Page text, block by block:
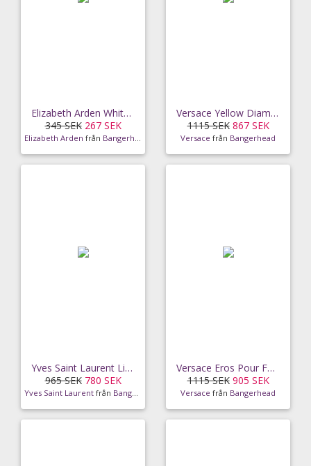
Elizabeth Arden White Tea Wild Rose EdT (30ml)
345 SEK 267 SEK
Elizabeth Arden från Bangerhead
Versace Yellow Diamond EdT (50ml)
1115 SEK 867 SEK
Versace från Bangerhead
Yves Saint Laurent Libre EdT (30ml)
965 SEK 780 SEK
Yves Saint Laurent från Bangerhead
Versace Eros Pour Femme EdT (50ml)
1115 SEK 905 SEK
Versace från Bangerhead